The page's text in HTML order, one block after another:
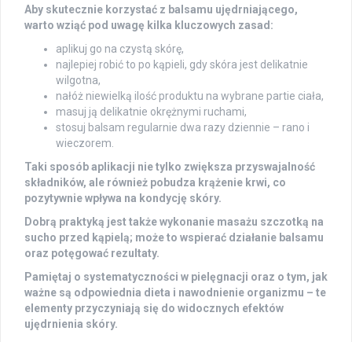
Aby skutecznie korzystać z balsamu ujędrniającego,
warto wziąć pod uwagę kilka kluczowych zasad:
aplikuj go na czystą skórę,
najlepiej robić to po kąpieli, gdy skóra jest delikatnie
wilgotna,
nałóż niewielką ilość produktu na wybrane partie ciała,
masuj ją delikatnie okrężnymi ruchami,
stosuj balsam regularnie dwa razy dziennie – rano i
wieczorem.
Taki sposób aplikacji nie tylko zwiększa przyswajalność
składników, ale również pobudza krążenie krwi, co
pozytywnie wpływa na kondycję skóry.
Dobrą praktyką jest także wykonanie masażu szczotką na
sucho przed kąpielą; może to wspierać działanie balsamu
oraz potęgować rezultaty.
Pamiętaj o systematyczności w pielęgnacji oraz o tym, jak
ważne są odpowiednia dieta i nawodnienie organizmu – te
elementy przyczyniają się do widocznych efektów
ujędrnienia skóry.